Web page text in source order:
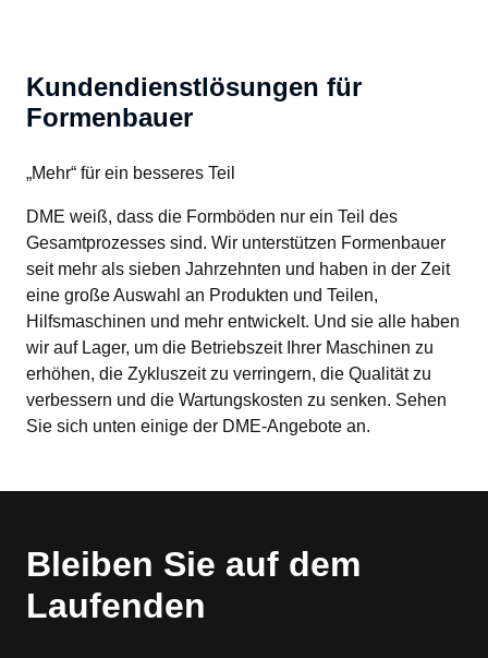
Kundendienstlösungen für
Formenbauer
„Mehr“ für ein besseres Teil
DME weiß, dass die Formböden nur ein Teil des
Gesamtprozesses sind. Wir unterstützen Formenbauer
seit mehr als sieben Jahrzehnten und haben in der Zeit
eine große Auswahl an Produkten und Teilen,
Hilfsmaschinen und mehr entwickelt. Und sie alle haben
wir auf Lager, um die Betriebszeit Ihrer Maschinen zu
erhöhen, die Zykluszeit zu verringern, die Qualität zu
verbessern und die Wartungskosten zu senken. Sehen
Sie sich unten einige der DME-Angebote an.
Bleiben Sie auf dem
Laufenden